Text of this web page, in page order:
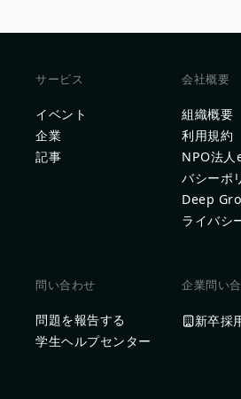
サービス
イベント
企業
記事
会社概要
組織概要
利用規約
NPO法
バシーポ
Deep
ライバシ
問い合わせ
問題を報告する
学生ヘルプセンター
企業問い
新卒採